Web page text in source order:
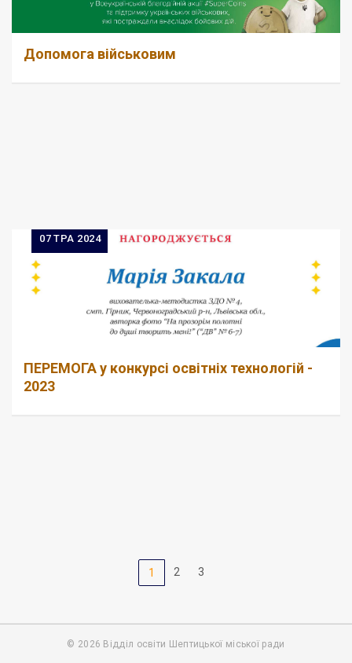
Допомога військовим
07 ТРА 2024
ПЕРЕМОГА у конкурсі освітніх технологій -
2023
1 2 3
© 2026 Відділ освіти Шептицької міської ради